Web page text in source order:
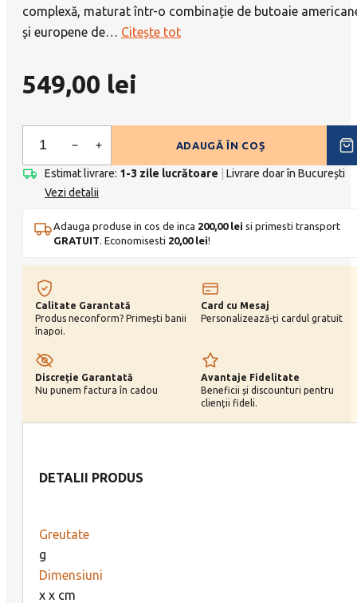
complexă, maturat într-o combinație de butoaie
și europene de… Citește tot
549,00 lei
Whisky
Macallan
Double
12ani,
0.7l
quantity
ADAUGĂ ÎN COȘ
Estimat livrare: 1-3 zile lucrătoare
Livrare doar în București
Vezi detalii
Adauga produse in cos de inca 200,00 lei si primesti transport
GRATUIT . Economisesti 20,00 lei!
Calitate Garantată
Produs neconform? Primești banii
înapoi.
Card cu Mesaj
Personalizează-ți cardul gratuit
Discreție Garantată
Nu punem factura în cadou
Avantaje Fidelitate
Beneficii și discounturi pentru
clienții fideli.
DETALII PRODUS
Greutate
g
Dimensiuni
x x cm